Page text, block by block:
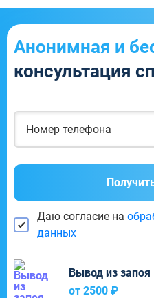
Анонимная и
консультация
Даю согласие на
данных
Вывод из запоя
от 2500 ₽